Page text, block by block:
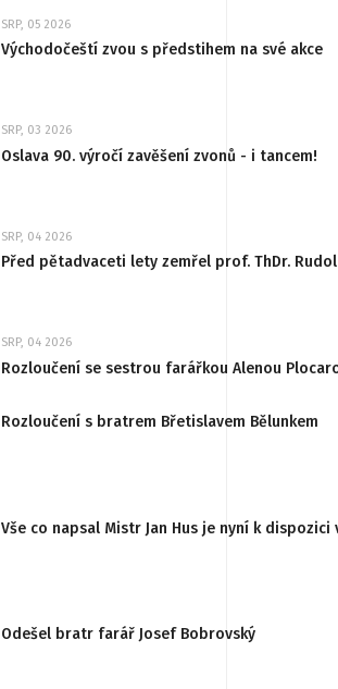
SRP, 05 2026
Východočeští zvou s předstihem na své akce
SRP, 03 2026
Oslava 90. výročí zavěšení zvonů - i tancem!
SRP, 04 2026
Před pětadvaceti lety zemřel prof. ThDr.
SRP, 04 2026
Rozloučení se sestrou farářkou Alenou
Rozloučení s bratrem Břetislavem Bělunkem
Vše co napsal Mistr Jan Hus je nyní k
Odešel bratr farář Josef Bobrovský